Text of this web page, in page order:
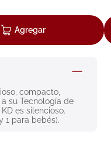
Agregar
compacto,
a su Tecnología de
es silencioso.
1 para bebés).